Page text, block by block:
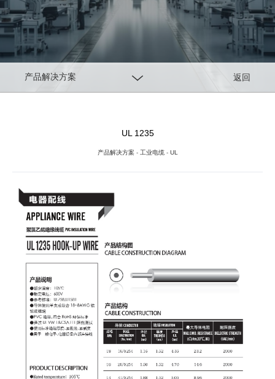
产品解决方案 返回
UL 1235
产品解决方案- 工业电缆- UL